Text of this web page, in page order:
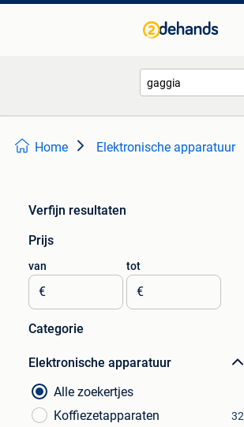
Home Elektronische apparatuur
Verfijn resultaten
Prijs
van
€
tot
€
Categorie
Elektronische apparatuur
Alle zoekertjes
Koffiezetapparaten
32